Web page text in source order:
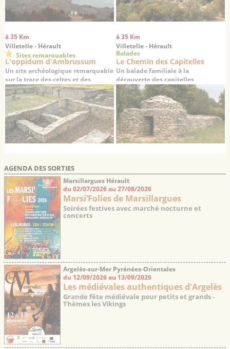
à 35 Km
Villetelle - Hérault
Sites remarquables
L'oppidum d'Ambrussum
Un site archéologique remarquable
sur la trace des celtes et des
romains
à 35 Km
Villetelle - Hérault
Balades
Le Chemin des Capitelles
Un balade familiale à la
découverte des capitelles
AGENDA DES SORTIES
Marsillargues Hérault
du 02/07/2026 au 27/08/2026
Marsi’Folies de Marsillargues
Soirées festives avec marché nocturne et
concerts
Argelès-sur-Mer Pyrénées-Orientales
du 12/09/2026 au 13/09/2026
Les médiévales authentiques d'Argelès
Grande fête médiévale pour petits et grands -
Thèmes les Vikings